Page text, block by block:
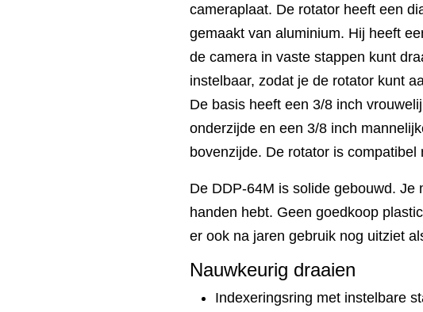
cameraplaat. De rotator heeft een
gemaakt van aluminium. Hij heeft
de camera in vaste stappen kunt
instelbaar, zodat je de rotator kunt
De basis heeft een 3/8 inch
onderzijde en een 3/8 inch
bovenzijde. De rotator is
De DDP-64M is solide gebouwd. Je
handen hebt. Geen goedkoop
er ook na jaren gebruik nog uitziet
Nauwkeurig draaien
Indexeringsring met instelbare